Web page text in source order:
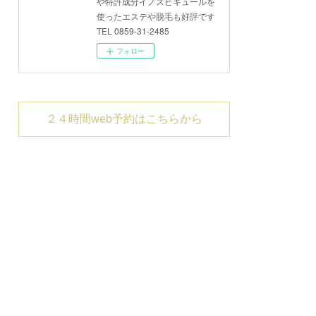
使ったエステや脱毛も好評です
TEL 0859-31-2485
フォロー
２４時間web予約はこちらから